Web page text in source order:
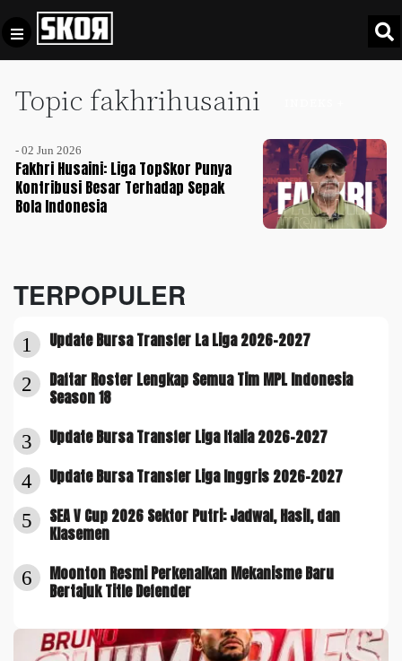
Topic fakhrihusaini
- 02 Jun 2026
Fakhri Husaini: Liga TopSkor Punya
Kontribusi Besar Terhadap Sepak
Bola Indonesia
TERPOPULER
1 Update Bursa Transfer La Liga 2026-2027
2
Daftar Roster Lengkap Semua Tim MPL Indonesia
Season 18
3 Update Bursa Transfer Liga Italia 2026-2027
4 Update Bursa Transfer Liga Inggris 2026-2027
5
SEA V Cup 2026 Sektor Putri: Jadwal, Hasil, dan
Klasemen
6
Moonton Resmi Perkenalkan Mekanisme Baru
Bertajuk Title Defender
Football +
Culture +
Indonesia
SKOR
SPECIAL
Video
Privacy
Pedoman
Pemberitaan
Media
Tentang